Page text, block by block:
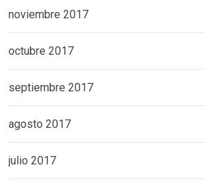
noviembre 2017
octubre 2017
septiembre 2017
agosto 2017
julio 2017